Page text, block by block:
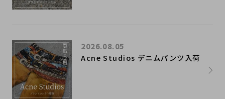
Acne Studios デニムパンツ入荷
2026.08.05